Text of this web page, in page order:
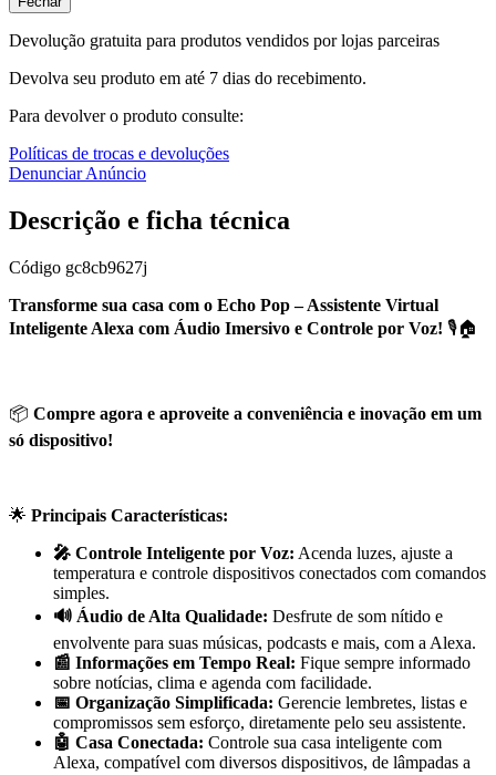
Devolução gratuita para produtos vendidos por lojas parceiras
Devolva seu produto em até 7 dias do recebimento.
Para devolver o produto consulte:
Políticas de trocas e devoluções
Denunciar Anúncio
Descrição e ficha técnica
Código gc8cb9627j
Transforme sua casa com o Echo Pop – Assistente Virtual
Inteligente Alexa com Áudio Imersivo e Controle por Voz! 🎙️🏠
📦 Compre agora e aproveite a conveniência e inovação em um
só dispositivo!
🌟 Principais Características:
🎤 Controle Inteligente por Voz: Acenda luzes, ajuste a
temperatura e controle dispositivos conectados com comandos
simples.
🔊 Áudio de Alta Qualidade: Desfrute de som nítido e
envolvente para suas músicas, podcasts e mais, com a Alexa.
📰 Informações em Tempo Real: Fique sempre informado
sobre notícias, clima e agenda com facilidade.
📅 Organização Simplificada: Gerencie lembretes, listas e
compromissos sem esforço, diretamente pelo seu assistente.
🤖 Casa Conectada: Controle sua casa inteligente com
Alexa, compatível com diversos dispositivos, de lâmpadas a